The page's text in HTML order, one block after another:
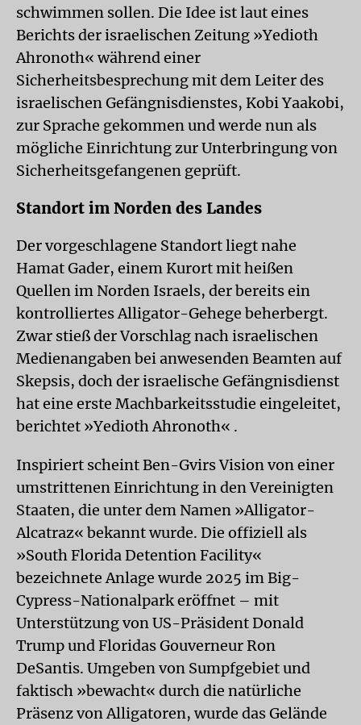
schwimmen sollen. Die Idee ist laut eines
Berichts der israelischen Zeitung »Yedioth
Ahronoth« während einer
Sicherheitsbesprechung mit dem Leiter des
israelischen Gefängnisdienstes, Kobi Yaakobi,
zur Sprache gekommen und werde nun als
mögliche Einrichtung zur Unterbringung von
Sicherheitsgefangenen geprüft.
Standort im Norden des Landes
Der vorgeschlagene Standort liegt nahe
Hamat Gader, einem Kurort mit heißen
Quellen im Norden Israels, der bereits ein
kontrolliertes Alligator-Gehege beherbergt.
Zwar stieß der Vorschlag nach israelischen
Medienangaben bei anwesenden Beamten auf
Skepsis, doch der israelische Gefängnisdienst
hat eine erste Machbarkeitsstudie eingeleitet,
berichtet »Yedioth Ahronoth« .
Inspiriert scheint Ben-Gvirs Vision von einer
umstrittenen Einrichtung in den Vereinigten
Staaten, die unter dem Namen »Alligator-
Alcatraz« bekannt wurde. Die offiziell als
»South Florida Detention Facility«
bezeichnete Anlage wurde 2025 im Big-
Cypress-Nationalpark eröffnet – mit
Unterstützung von US-Präsident Donald
Trump und Floridas Gouverneur Ron
DeSantis. Umgeben von Sumpfgebiet und
faktisch »bewacht« durch die natürliche
Präsenz von Alligatoren, wurde das Gelände